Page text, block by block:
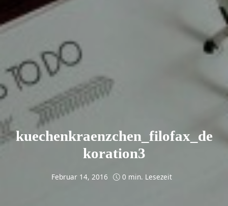
kuechenkraenzchen_filofax_de
koration3
Februar 14, 2016 0 min. Lesezeit